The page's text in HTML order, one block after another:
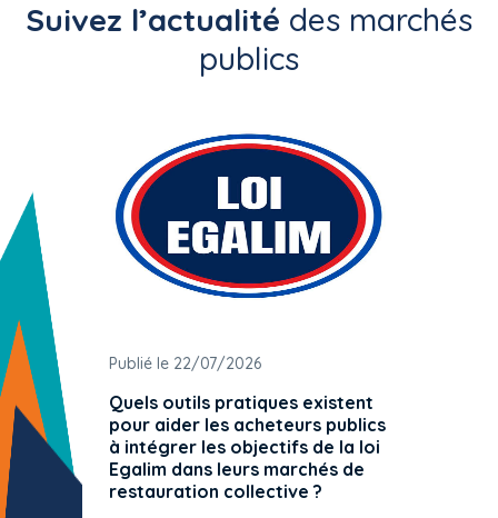
Suivez l’actualité des marchés
publics
Publié le 22/07/2026
Quels outils pratiques existent
pour aider les acheteurs publics
à intégrer les objectifs de la loi
Egalim dans leurs marchés de
restauration collective ?